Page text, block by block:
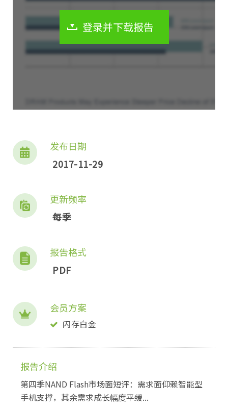
登录并下载报告
发布日期
2017-11-29
更新频率
每季
报告格式
PDF
会员方案
闪存白金
报告介绍
第四季NAND Flash市场面短评：需求面仰赖智能型
手机支撑，其余需求成长幅度平缓...